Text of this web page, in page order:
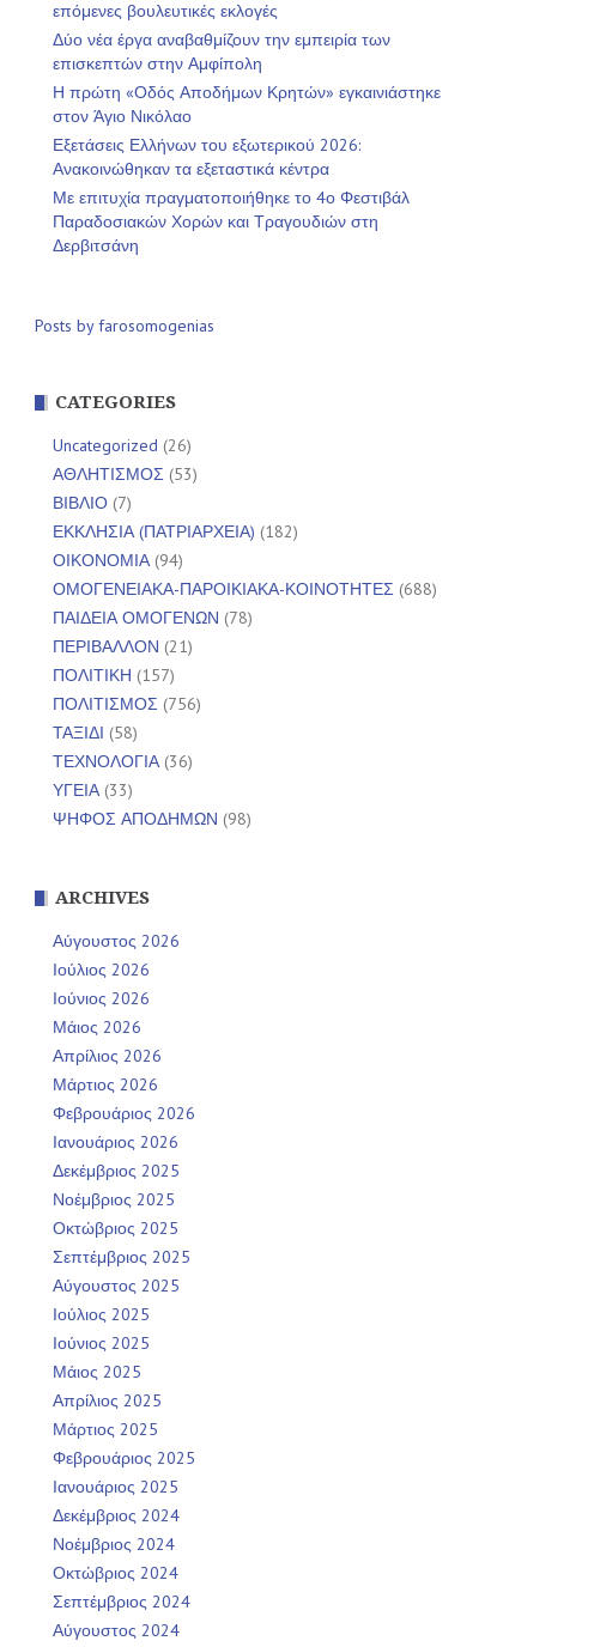
επόμενες βουλευτικές εκλογές
Δύο νέα έργα αναβαθμίζουν την εμπειρία των
επισκεπτών στην Αμφίπολη
Η πρώτη «Οδός Αποδήμων Κρητών» εγκαινιάστηκε
στον Άγιο Νικόλαο
Εξετάσεις Ελλήνων του εξωτερικού 2026:
Ανακοινώθηκαν τα εξεταστικά κέντρα
Με επιτυχία πραγματοποιήθηκε το 4ο Φεστιβάλ
Παραδοσιακών Χορών και Τραγουδιών στη
Δερβιτσάνη
Posts by farosomogenias
CATEGORIES
Uncategorized (26)
ΑΘΛΗΤΙΣΜΟΣ (53)
ΒΙΒΛΙΟ (7)
ΕΚΚΛΗΣΙΑ (ΠΑΤΡΙΑΡΧΕΙΑ) (182)
ΟΙΚΟΝΟΜΙΑ(94)
ΟΜΟΓΕΝΕΙΑΚΑ-ΠΑΡΟΙΚΙΑΚΑ-ΚΟΙΝΟΤΗΤΕΣ (688)
ΠΑΙΔΕΙΑ ΟΜΟΓΕΝΩΝ (78)
ΠΕΡΙΒΑΛΛΟΝ (21)
ΠΟΛΙΤΙΚΗ (157)
ΠΟΛΙΤΙΣΜΟΣ (756)
ΤΑΞΙΔΙ (58)
ΤΕΧΝΟΛΟΓΙΑ(36)
ΥΓΕΙΑ(33)
ΨΗΦΟΣ ΑΠΟΔΗΜΩΝ (98)
ARCHIVES
Αύγουστος 2026
Ιούλιος 2026
Ιούνιος 2026
Μάιος 2026
Απρίλιος 2026
Μάρτιος 2026
Φεβρουάριος 2026
Ιανουάριος 2026
Δεκέμβριος 2025
Νοέμβριος 2025
Οκτώβριος 2025
Σεπτέμβριος 2025
Αύγουστος 2025
Ιούλιος 2025
Ιούνιος 2025
Μάιος 2025
Απρίλιος 2025
Μάρτιος 2025
Φεβρουάριος 2025
Ιανουάριος 2025
Δεκέμβριος 2024
Νοέμβριος 2024
Οκτώβριος 2024
Σεπτέμβριος 2024
Αύγουστος 2024